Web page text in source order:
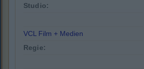
Studio:
VCL Film + Medien
Regie: